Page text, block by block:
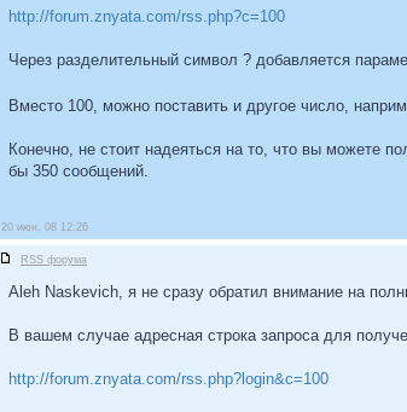
http://forum.znyata.com/rss.php?c=100
Через разделительный символ ? добавляется
Вместо 100, можно поставить и другое число,
Конечно, не стоит надеяться на то, что вы можете
бы 350 сообщений.
20 июн, 08 12:26
RSS форума
Aleh Naskevich, я не сразу обратил внимание на
В вашем случае адресная строка запроса для
http://forum.znyata.com/rss.php?login&c=100